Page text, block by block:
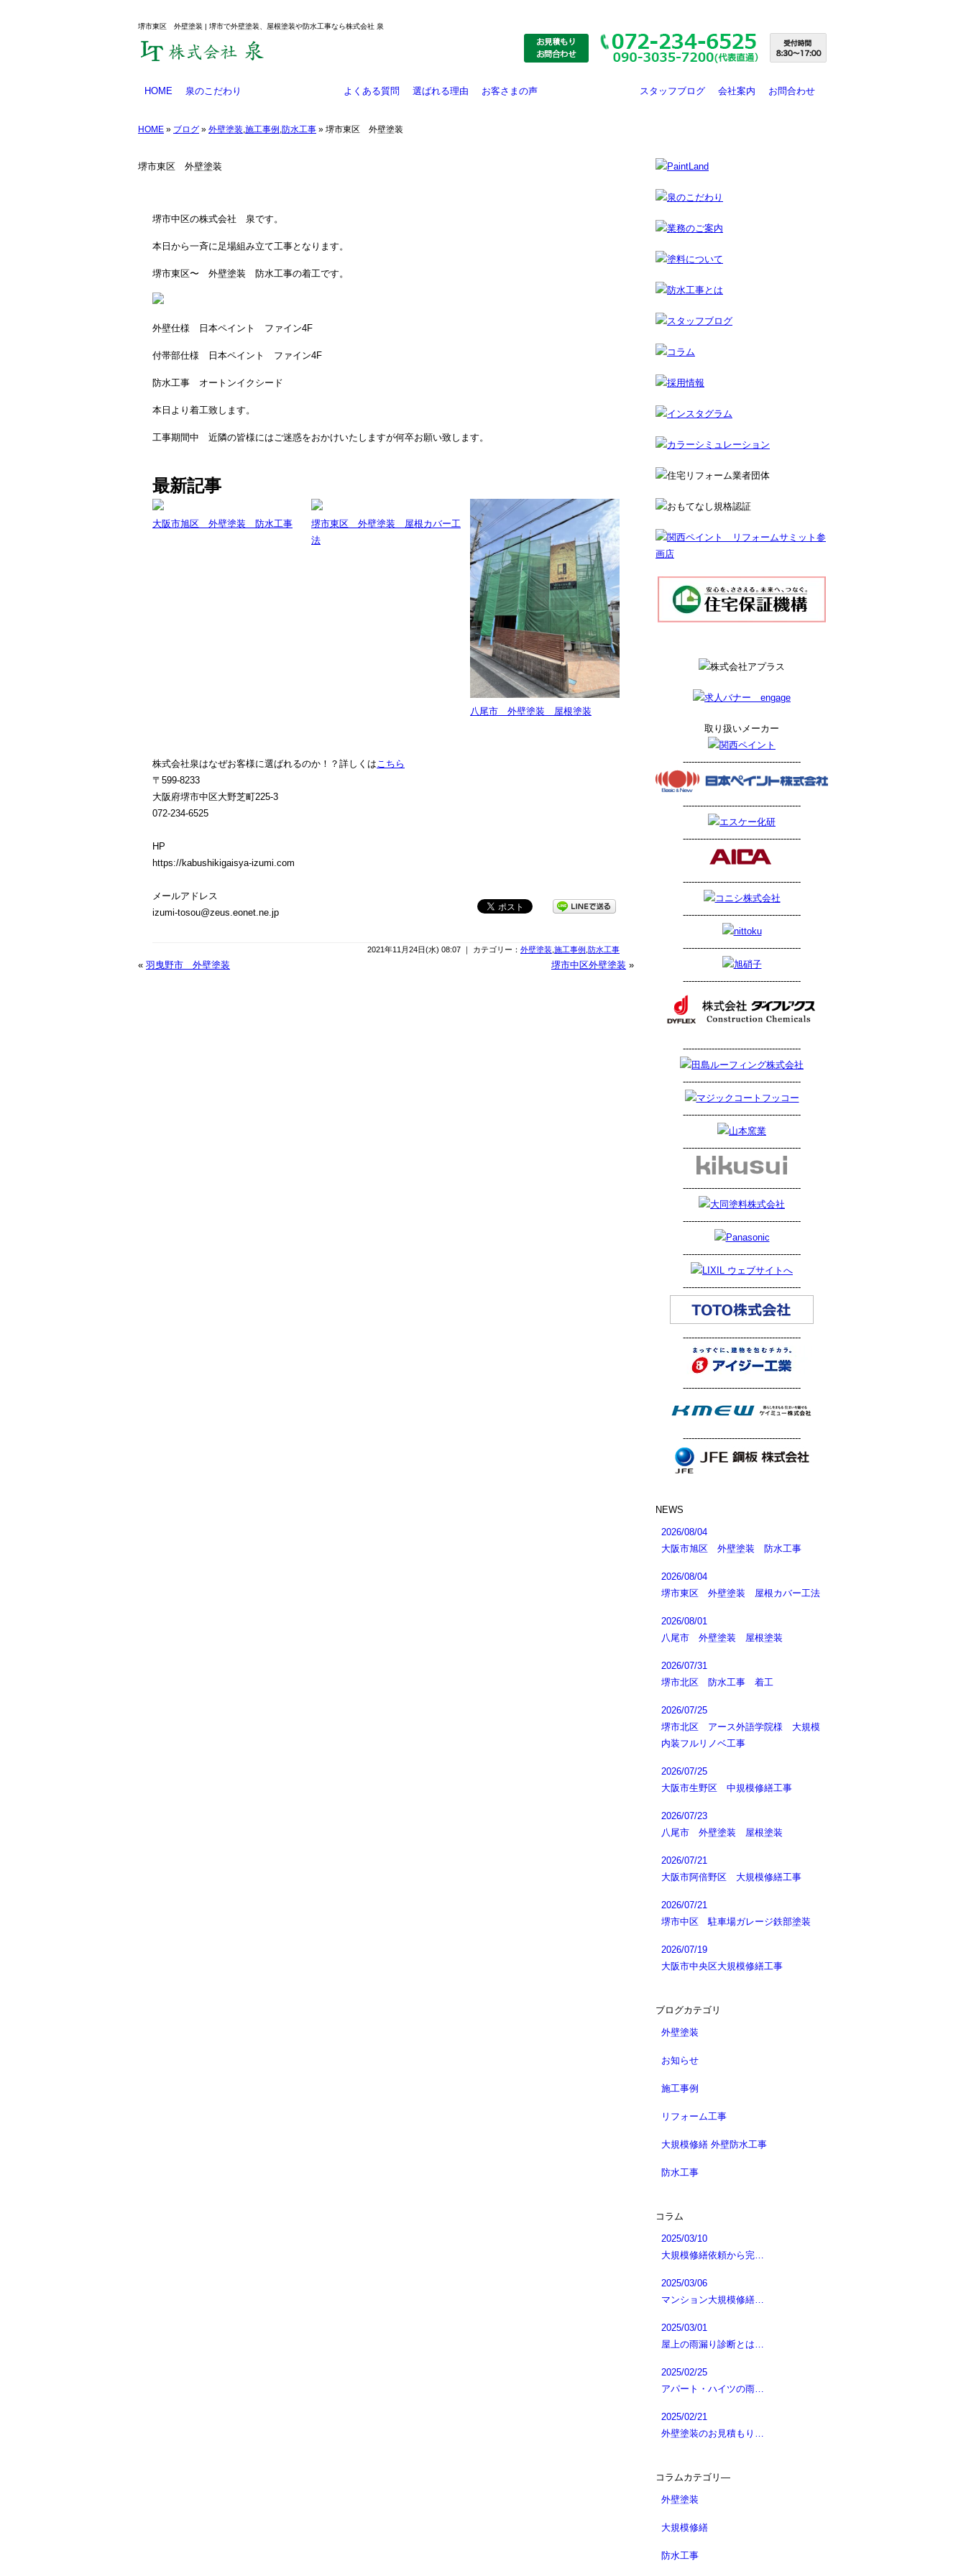
堺市東区 外壁塗装 | 堺市で外壁塗装、屋根塗装や防水工事なら株式会社 泉
HOME 泉のこだわり
塗料について
防水工事とは
工事メニュー
よくある質問 選ばれる理由 お客さまの声 スタッフブログ 会社案内 お問合わせ
HOME » ブログ » 外壁塗装 施工事例 防水工事 » 堺市東区 外壁塗装
堺市東区 外壁塗装
堺市中区の株式会社 泉です。
本日から一斉に足場組み立て工事となります。
堺市東区〜 外壁塗装 防水工事の着工です。
外壁仕様 日本ペイント ファイン4F
付帯部仕様 日本ペイント ファイン4F
防水工事 オートンイクシード
本日より着工致します。
工事期間中 近隣の皆様にはご迷惑をおかけいたしますが何卒お願い致します。
最新記事
大阪市旭区 外壁塗装 防水工事
堺市東区 外壁塗装 屋根カバー工
法
八尾市 外壁塗装 屋根塗装
株式会社泉はなぜお客様に選ばれるのか！？詳しくはこちら
〒599-8233
大阪府堺市中区大野芝町225-3
072-234-6525
HP
https://kabushikigaisya-izumi.com
メールアドレス
izumi-tosou@zeus.eonet.ne.jp
2021年11月24日(水) 08:07 ｜ カテゴリー： 外壁塗装 施工事例 防水工事
« 羽曳野市 外壁塗装 堺市中区外壁塗装 »
取り扱いメーカー
-----------------------------------------
-----------------------------------------
-----------------------------------------
-----------------------------------------
-----------------------------------------
-----------------------------------------
-----------------------------------------
-----------------------------------------
-----------------------------------------
-----------------------------------------
-----------------------------------------
-----------------------------------------
-----------------------------------------
-----------------------------------------
-----------------------------------------
-----------------------------------------
-----------------------------------------
-----------------------------------------
NEWS
2026/08/04
大阪市旭区 外壁塗装 防水工事
2026/08/04
堺市東区 外壁塗装 屋根カバー工法
2026/08/01
八尾市 外壁塗装 屋根塗装
2026/07/31
堺市北区 防水工事 着工
2026/07/25
堺市北区 アース外語学院様 大規模
内装フルリノベ工事
2026/07/25
大阪市生野区 中規模修繕工事
2026/07/23
八尾市 外壁塗装 屋根塗装
2026/07/21
大阪市阿倍野区 大規模修繕工事
2026/07/21
堺市中区 駐車場ガレージ鉄部塗装
2026/07/19
大阪市中央区大規模修繕工事
ブログカテゴリ
外壁塗装
お知らせ
施工事例
リフォーム工事
大規模修繕 外壁防水工事
防水工事
コラム
2025/03/10
大規模修繕依頼から完…
2025/03/06
マンション大規模修繕…
2025/03/01
屋上の雨漏り診断とは…
2025/02/25
アパート・ハイツの雨…
2025/02/21
外壁塗装のお見積もり…
コラムカテゴリ―
外壁塗装
大規模修繕
防水工事